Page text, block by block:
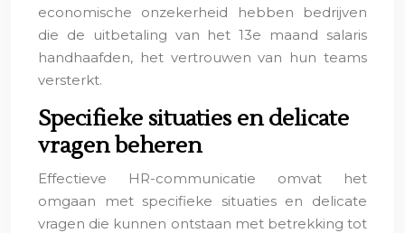
economische onzekerheid hebben bedrijven
die de uitbetaling van het 13e maand salaris
handhaafden, het vertrouwen van hun teams
versterkt.
Specifieke situaties en delicate
vragen beheren
Effectieve HR-communicatie omvat het
omgaan met specifieke situaties en delicate
vragen die kunnen ontstaan met betrekking tot